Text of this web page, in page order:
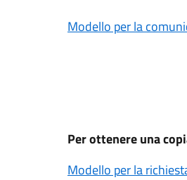
Modello per la
Per ottenere una
Modello per la